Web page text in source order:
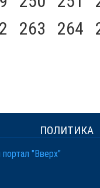
263 264
ПОЛИТИКА
"Вверх"